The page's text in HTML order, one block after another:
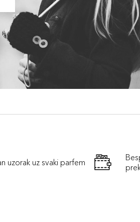
uzorak uz svaki parfem